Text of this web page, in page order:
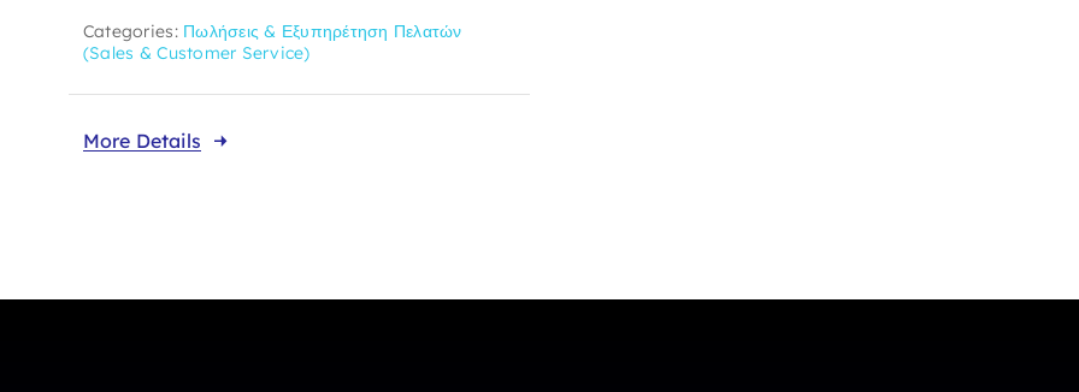
Categories: Πωλήσεις & Εξυπηρέτηση Πελατών
(Sales & Customer Service)
More Details